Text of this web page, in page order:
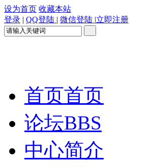
设为首页 收藏本站
登录 | QQ登陆 | 微信登陆 |立即注册
首页首页
论坛BBS
中心简介